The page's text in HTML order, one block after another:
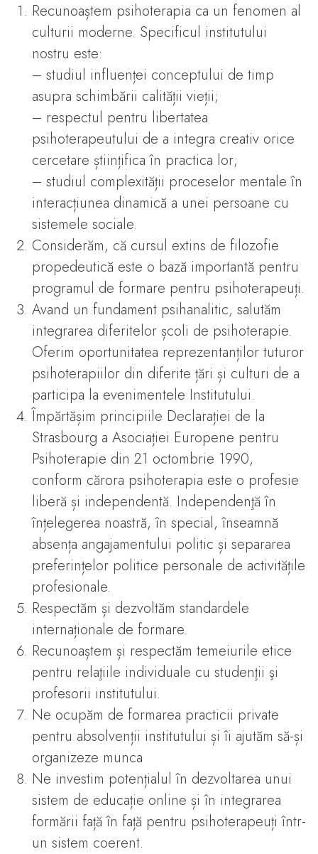
Recunoaștem psihoterapia ca un fenomen al
culturii moderne. Specificul institutului
nostru este:
– studiul influenței conceptului de timp
asupra schimbării calității vieții;
– respectul pentru libertatea
psihoterapeutului de a integra creativ orice
cercetare științifica în practica lor;
– studiul complexității proceselor mentale în
interacțiunea dinamică a unei persoane cu
sistemele sociale.
Considerăm, că cursul extins de filozofie
propedeutică este o bază importantă pentru
programul de formare pentru psihoterapeuți.
Avand un fundament psihanalitic, salutăm
integrarea diferitelor școli de psihoterapie.
Oferim oportunitatea reprezentanților tuturor
psihoterapiilor din diferite țări și culturi de a
participa la evenimentele Institutului.
Împărtășim principiile Declarației de la
Strasbourg a Asociației Europene pentru
Psihoterapie din 21 octombrie 1990,
conform cărora psihoterapia este o profesie
liberă și independentă. Independenţă în
înțelegerea noastră, în special, înseamnă
absența angajamentului politic și separarea
preferințelor politice personale de activitățile
profesionale.
Respectăm și dezvoltăm standardele
internaționale de formare.
Recunoaștem și respectăm temeiurile etice
pentru relaţiile individuale cu studenţii şi
profesorii institutului.
Ne ocupăm de formarea practicii private
pentru absolvenții institutului și îi ajutăm să-și
organizeze munca
Ne investim potențialul în dezvoltarea unui
sistem de educație online și în integrarea
formării față în față pentru psihoterapeuți într-
un sistem coerent.